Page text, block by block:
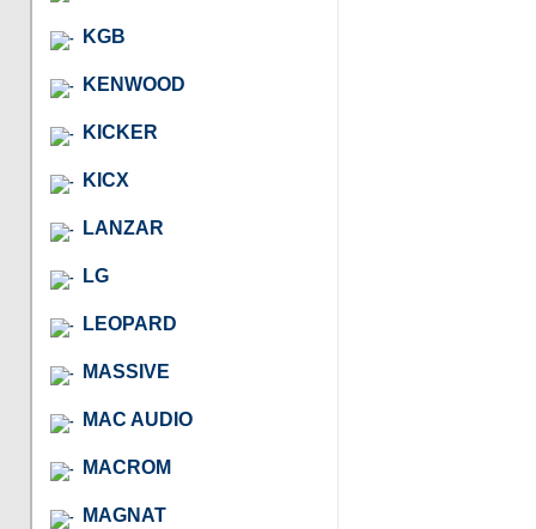
KGB
KENWOOD
KICKER
KICX
LANZAR
LG
LEOPARD
MASSIVE
MAC AUDIO
MACROM
MAGNAT